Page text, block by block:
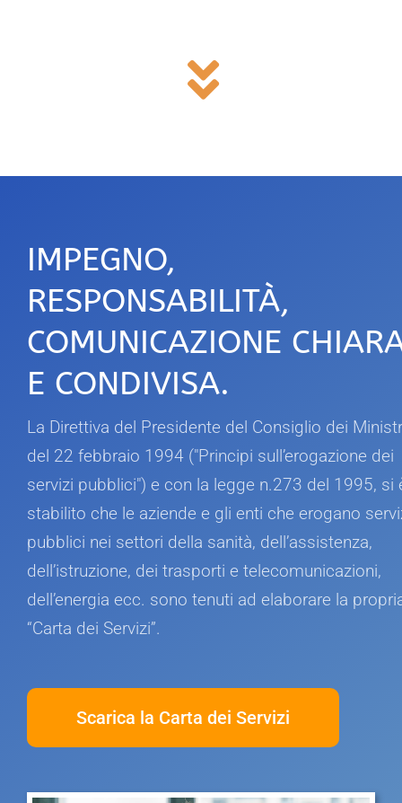
IMPEGNO,
RESPONSABILITÀ,
COMUNICAZIONE
E CONDIVISA.
La Direttiva del Presidente del Consiglio dei
del 22 febbraio 1994 ("Principi sull’erogazione dei
servizi pubblici") e con la legge n.273 del 1995, si
stabilito che le aziende e gli enti che erogano
pubblici nei settori della sanità, dell’assistenza,
dell’istruzione, dei trasporti e telecomunicazioni,
dell’energia ecc. sono tenuti ad elaborare la
“Carta dei Servizi”.
Scarica la Carta dei Servizi